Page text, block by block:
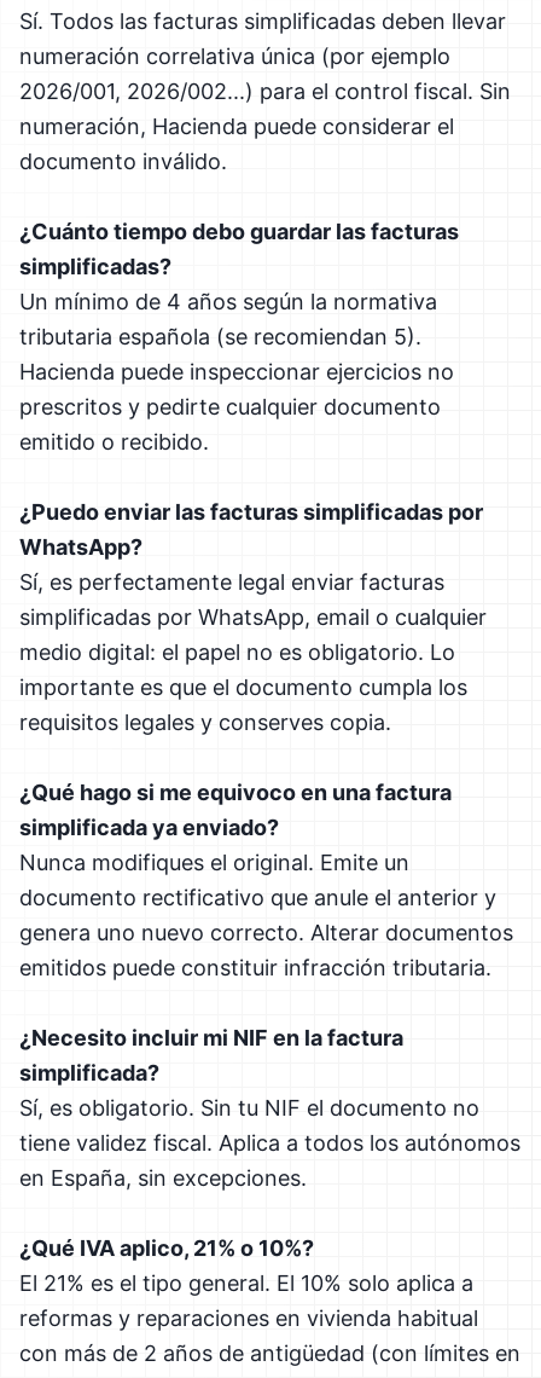
Sí. Todos las facturas simplificadas deben llevar
numeración correlativa única (por ejemplo
2026/001, 2026/002...) para el control fiscal. Sin
numeración, Hacienda puede considerar el
documento inválido.
¿Cuánto tiempo debo guardar las facturas
simplificadas?
Un mínimo de 4 años según la normativa
tributaria española (se recomiendan 5).
Hacienda puede inspeccionar ejercicios no
prescritos y pedirte cualquier documento
emitido o recibido.
¿Puedo enviar las facturas simplificadas por
WhatsApp?
Sí, es perfectamente legal enviar facturas
simplificadas por WhatsApp, email o cualquier
medio digital: el papel no es obligatorio. Lo
importante es que el documento cumpla los
requisitos legales y conserves copia.
¿Qué hago si me equivoco en una factura
simplificada ya enviado?
Nunca modifiques el original. Emite un
documento rectificativo que anule el anterior y
genera uno nuevo correcto. Alterar documentos
emitidos puede constituir infracción tributaria.
¿Necesito incluir mi NIF en la factura
simplificada?
Sí, es obligatorio. Sin tu NIF el documento no
tiene validez fiscal. Aplica a todos los autónomos
en España, sin excepciones.
¿Qué IVA aplico, 21% o 10%?
El 21% es el tipo general. El 10% solo aplica a
reformas y reparaciones en vivienda habitual
con más de 2 años de antigüedad (con límites en